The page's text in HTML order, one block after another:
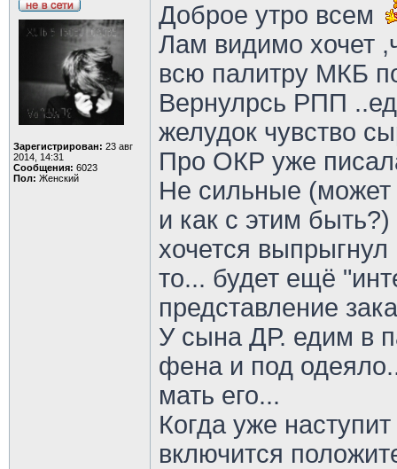
Зарегистрирован: 23 авг
2014, 14:31
Сообщения: 6023
Пол: Женский
Доброе утро всем
Лам видимо хочет
всю палитру МКБ
Вернулрсь РПП
желудок чувство
Про ОКР уже
Не сильные (может
и как с этим
хочется
то... будет ещё
представление
У сына ДР. едим в
фена и под
мать его...
Когда уже
включится